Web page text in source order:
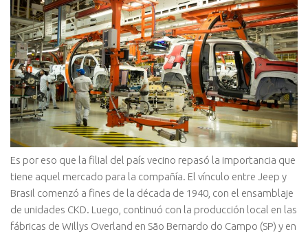
Es por eso que la filial del país vecino repasó la importancia que
tiene aquel mercado para la compañía. El vínculo entre Jeep y
Brasil comenzó a fines de la década de 1940, con el ensamblaje
de unidades CKD. Luego, continuó con la producción local en las
fábricas de Willys Overland en São Bernardo do Campo (SP) y en